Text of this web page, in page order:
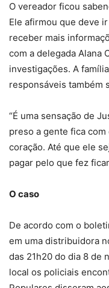
O vereador ficou
Ele afirmou que deve
receber mais
com a delegada Alana
investigações. A
responsáveis também
“É uma sensação de
preso a gente fica
coração. Até que ele
pagar pelo que fez
O caso
De acordo com o
em uma distribuidora
das 21h20 do dia 8 de
local os policiais